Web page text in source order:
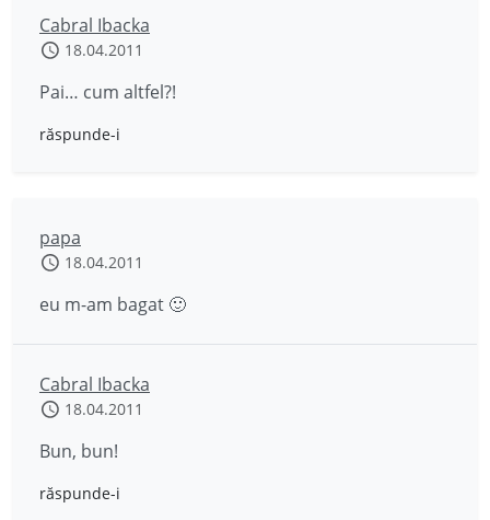
Cabral Ibacka
18.04.2011
Pai… cum altfel?!
răspunde-i
papa
18.04.2011
eu m-am bagat 🙂
Cabral Ibacka
18.04.2011
Bun, bun!
răspunde-i